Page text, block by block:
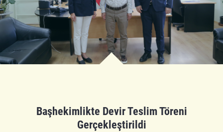
Başhekimlikte Devir Teslim Töreni
Gerçekleştirildi